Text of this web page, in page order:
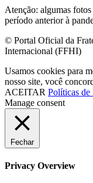
Atenção: algumas
período anterior à
© Portal Oficial da
Internacional (FFHI)
Usamos cookies para
nosso site, você
ACEITAR Políticas de
Manage consent
Fechar
Privacy Overview